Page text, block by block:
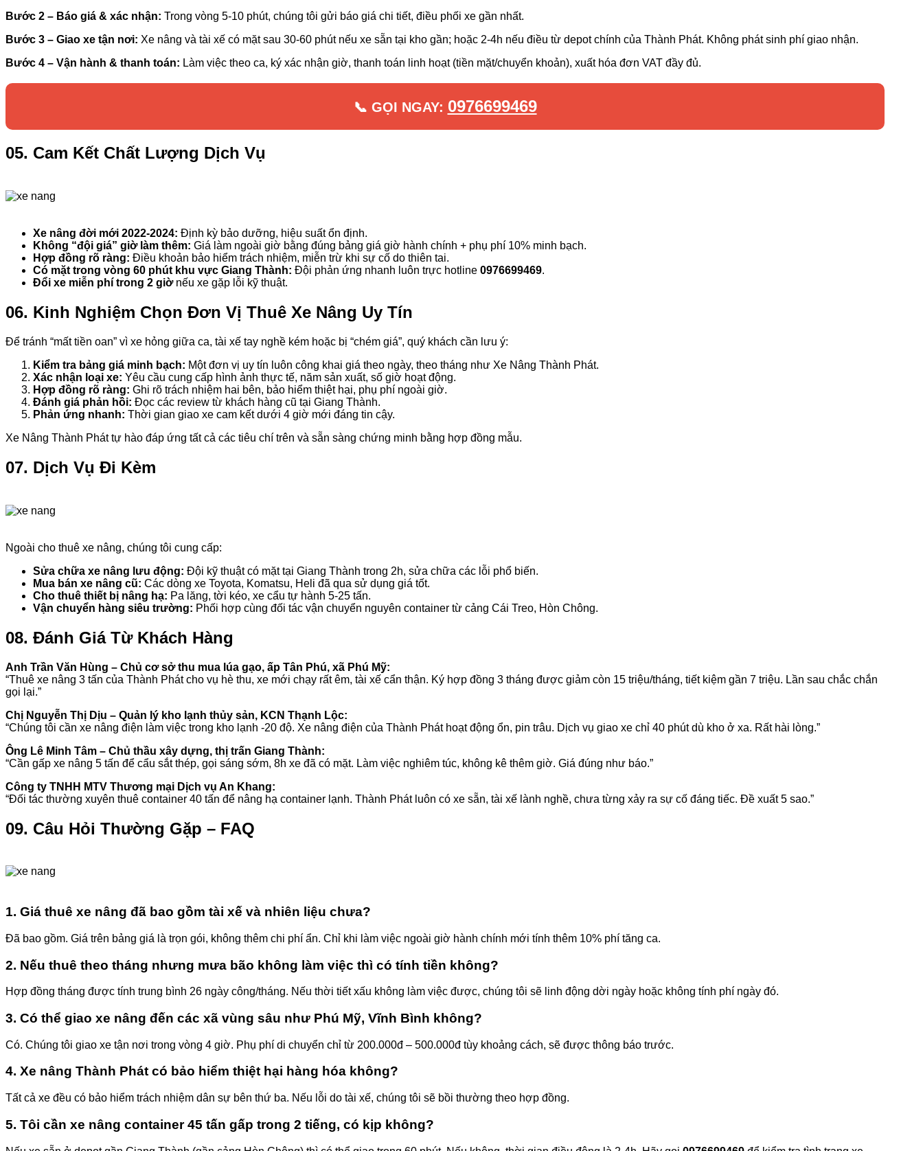
Bước 2 – Báo giá & xác nhận: Trong vòng 5-10 phút, chúng tôi gửi báo giá chi tiết, điều phối xe gần nhất.
Bước 3 – Giao xe tận nơi: Xe nâng và tài xế có mặt sau 30-60 phút nếu xe sẵn tại kho gần; hoặc 2-4h nếu điều từ depot chính của Thành Phát. Không phát sinh phí giao nhận.
Bước 4 – Vận hành & thanh toán: Làm việc theo ca, ký xác nhận giờ, thanh toán linh hoạt (tiền mặt/chuyển khoản), xuất hóa đơn VAT đầy đủ.
📞 GỌI NGAY: 0976699469
05. Cam Kết Chất Lượng Dịch Vụ
Xe nâng đời mới 2022-2024: Định kỳ bảo dưỡng, hiệu suất ổn định.
Không “đội giá” giờ làm thêm: Giá làm ngoài giờ bằng đúng bảng giá giờ hành chính + phụ phí 10% minh bạch.
Hợp đồng rõ ràng: Điều khoản bảo hiểm trách nhiệm, miễn trừ khi sự cố do thiên tai.
Có mặt trong vòng 60 phút khu vực Giang Thành: Đội phản ứng nhanh luôn trực hotline 0976699469.
Đổi xe miễn phí trong 2 giờnếu xe gặp lỗi kỹ thuật.
06. Kinh Nghiệm Chọn Đơn Vị Thuê Xe Nâng Uy Tín
Để tránh “mất tiền oan” vì xe hỏng giữa ca, tài xế tay nghề kém hoặc bị “chém giá”, quý khách cần lưu ý:
Kiểm tra bảng giá minh bạch: Một đơn vị uy tín luôn công khai giá theo ngày, theo tháng như Xe Nâng Thành Phát.
Xác nhận loại xe: Yêu cầu cung cấp hình ảnh thực tế, năm sản xuất, số giờ hoạt động.
Hợp đồng rõ ràng: Ghi rõ trách nhiệm hai bên, bảo hiểm thiệt hại, phụ phí ngoài giờ.
Đánh giá phản hồi: Đọc các review từ khách hàng cũ tại Giang Thành.
Phản ứng nhanh: Thời gian giao xe cam kết dưới 4 giờ mới đáng tin cậy.
Xe Nâng Thành Phát tự hào đáp ứng tất cả các tiêu chí trên và sẵn sàng chứng minh bằng hợp đồng mẫu.
07. Dịch Vụ Đi Kèm
Ngoài cho thuê xe nâng, chúng tôi cung cấp:
Sửa chữa xe nâng lưu động: Đội kỹ thuật có mặt tại Giang Thành trong 2h, sửa chữa các lỗi phổ biến.
Mua bán xe nâng cũ: Các dòng xe Toyota, Komatsu, Heli đã qua sử dụng giá tốt.
Cho thuê thiết bị nâng hạ: Pa lăng, tời kéo, xe cẩu tự hành 5-25 tấn.
Vận chuyển hàng siêu trường: Phối hợp cùng đối tác vận chuyển nguyên container từ cảng Cái Treo, Hòn Chông.
08. Đánh Giá Từ Khách Hàng
Anh Trần Văn Hùng – Chủ cơ sở thu mua lúa gạo, ấp Tân Phú, xã Phú Mỹ:
“Thuê xe nâng 3 tấn của Thành Phát cho vụ hè thu, xe mới chạy rất êm, tài xế cẩn thận. Ký hợp đồng 3 tháng được giảm còn 15 triệu/tháng, tiết kiệm gần 7 triệu. Lần sau chắc chắn
gọi lại.”
Chị Nguyễn Thị Dịu – Quản lý kho lạnh thủy sản, KCN Thạnh Lộc:
“Chúng tôi cần xe nâng điện làm việc trong kho lạnh -20 độ. Xe nâng điện của Thành Phát hoạt động ổn, pin trâu. Dịch vụ giao xe chỉ 40 phút dù kho ở xa. Rất hài lòng.”
Ông Lê Minh Tâm – Chủ thầu xây dựng, thị trấn Giang Thành:
“Cần gấp xe nâng 5 tấn để cẩu sắt thép, gọi sáng sớm, 8h xe đã có mặt. Làm việc nghiêm túc, không kê thêm giờ. Giá đúng như báo.”
Công ty TNHH MTV Thương mại Dịch vụ An Khang:
“Đối tác thường xuyên thuê container 40 tấn để nâng hạ container lạnh. Thành Phát luôn có xe sẵn, tài xế lành nghề, chưa từng xảy ra sự cố đáng tiếc. Đề xuất 5 sao.”
09. Câu Hỏi Thường Gặp – FAQ
1. Giá thuê xe nâng đã bao gồm tài xế và nhiên liệu chưa?
Đã bao gồm. Giá trên bảng giá là trọn gói, không thêm chi phí ẩn. Chỉ khi làm việc ngoài giờ hành chính mới tính thêm 10% phí tăng ca.
2. Nếu thuê theo tháng nhưng mưa bão không làm việc thì có tính tiền không?
Hợp đồng tháng được tính trung bình 26 ngày công/tháng. Nếu thời tiết xấu không làm việc được, chúng tôi sẽ linh động dời ngày hoặc không tính phí ngày đó.
3. Có thể giao xe nâng đến các xã vùng sâu như Phú Mỹ, Vĩnh Bình không?
Có. Chúng tôi giao xe tận nơi trong vòng 4 giờ. Phụ phí di chuyển chỉ từ 200.000đ – 500.000đ tùy khoảng cách, sẽ được thông báo trước.
4. Xe nâng Thành Phát có bảo hiểm thiệt hại hàng hóa không?
Tất cả xe đều có bảo hiểm trách nhiệm dân sự bên thứ ba. Nếu lỗi do tài xế, chúng tôi sẽ bồi thường theo hợp đồng.
5. Tôi cần xe nâng container 45 tấn gấp trong 2 tiếng, có kịp không?